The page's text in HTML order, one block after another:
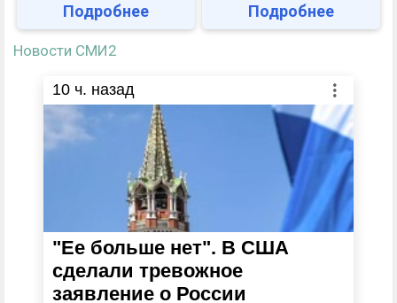
Подробнее Подробнее
Новости СМИ2
10 ч. назад
"Ее больше нет". В США
сделали тревожное
заявление о России